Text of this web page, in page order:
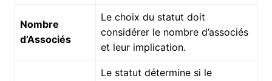
Nombre
d’Associés
Le choix du statut doit
considérer le nombre d’associés
et leur implication.
Le statut détermine si le